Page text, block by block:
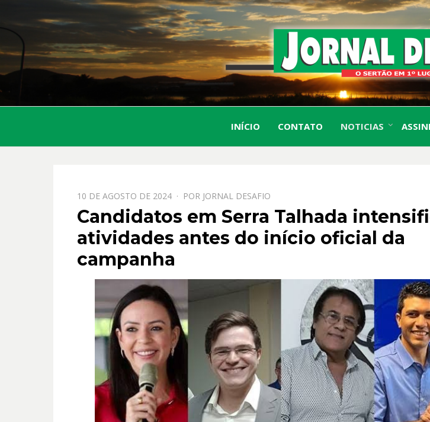
O
INÍCIO CONTATO NOTICIAS
PPOSTADO
EM
10 DE AGOSTO DE 2024 POR JORNAL DESAFIO
Candidatos em Serra Talhada
atividades antes do início oficial da
campanha